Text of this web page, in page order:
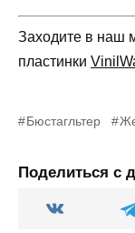
Заходите в наш
пластинки
Бюстагльтер
Поделиться с